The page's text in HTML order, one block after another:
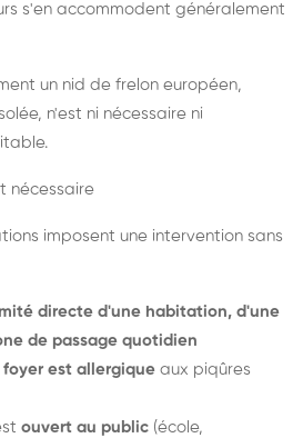
s'en accommodent généralement
un nid de frelon européen,
n'est ni nécessaire ni
nécessaire
imposent une intervention sans
directe d'une habitation, d'une
de passage quotidien
foyer est allergique aux piqûres
ouvert au public (école,